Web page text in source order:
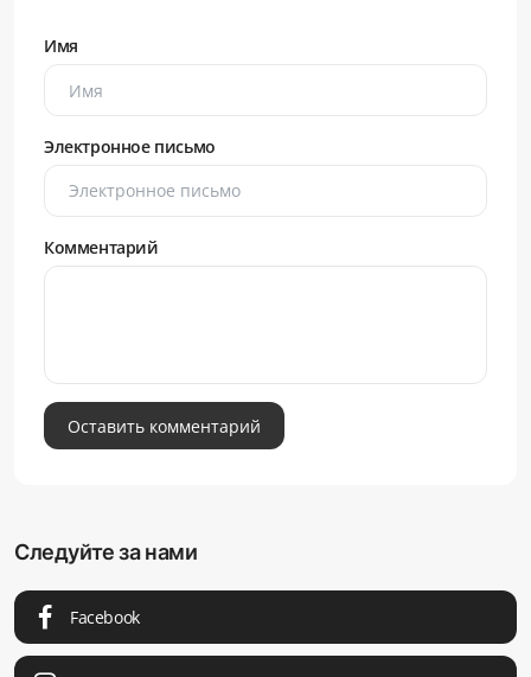
Имя
Электронное письмо
Комментарий
Оставить комментарий
Следуйте за нами
Facebook